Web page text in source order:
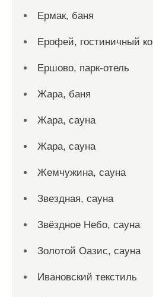
Ермак, баня
Ерофей, гостиничный
Ершово, парк-отель
Жара, баня
Жара, сауна
Жара, сауна
Жемчужина, сауна
Звездная, сауна
Звёздное Небо, сауна
Золотой Оазис, сауна
Ивановский текстиль